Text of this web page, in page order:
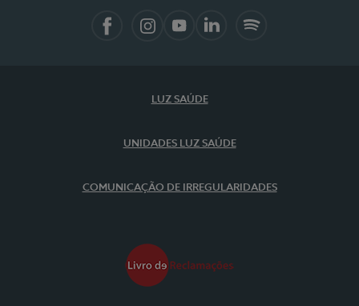
LUZ SAÚDE
UNIDADES LUZ SAÚDE
COMUNICAÇÃO DE IRREGULARIDADES